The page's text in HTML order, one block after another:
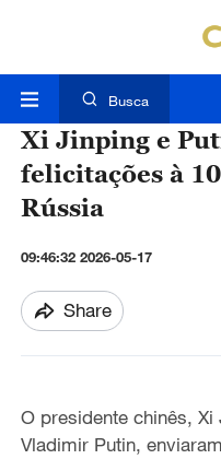
Busca
Xi Jinping e
felicitações à
Rússia
09:46:32 2026-05-17
Share
O presidente chinês,
Vladimir Putin,